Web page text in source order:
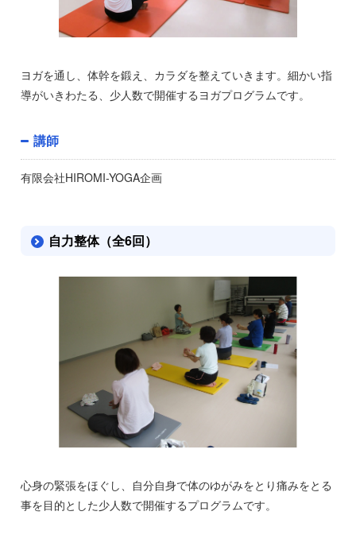
ヨガを通し、体幹を鍛え、カラダを整えていきます。細かい指
導がいきわたる、少人数で開催するヨガプログラムです。
講師
有限会社HIROMI-YOGA企画
自力整体（全6回）
心身の緊張をほぐし、自分自身で体のゆがみをとり痛みをとる
事を目的とした少人数で開催するプログラムです。